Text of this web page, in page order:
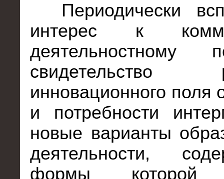
Периодически
интерес к
деятельностному
свидетельство
инновационного поля
и потребности
новые варианты
деятельности,
формы которой